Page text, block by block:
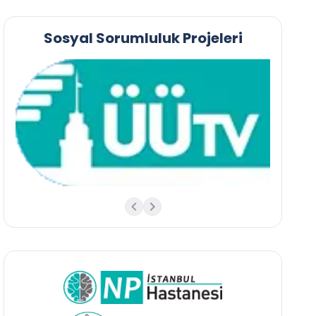
Sosyal Sorumluluk Projeleri